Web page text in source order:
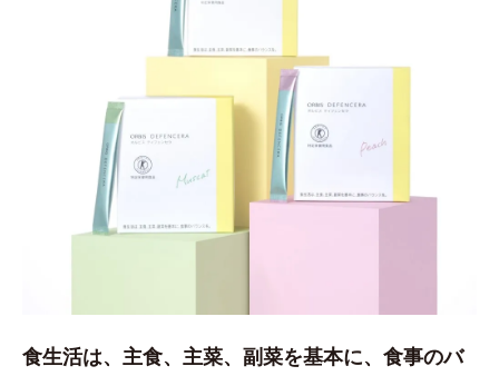
食生活は、主食、主菜、副菜を基本に、食事のバ